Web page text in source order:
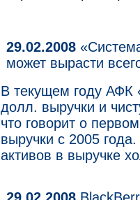
29.02.2008
может вырасти
В текущем году АФК
долл. выручки и
что говорит о
выручки с 2005
активов в выручке